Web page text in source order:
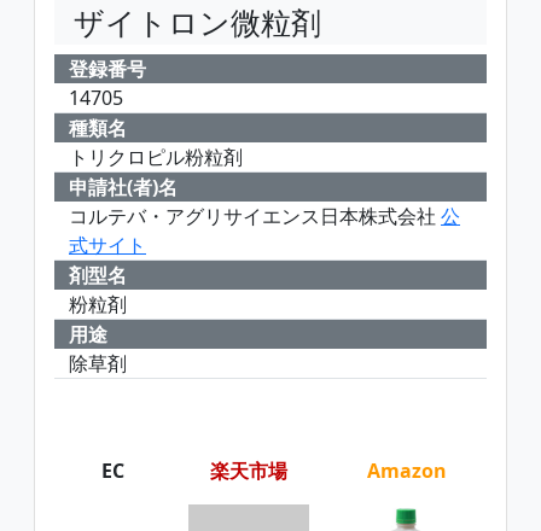
ザイトロン微粒剤
登録番号
14705
種類名
トリクロピル粉粒剤
申請社(者)名
コルテバ・アグリサイエンス日本株式会社 公
式サイト
剤型名
粉粒剤
用途
除草剤
EC 楽天市場 Amazon